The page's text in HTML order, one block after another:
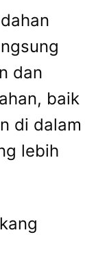
dan
baik
di dalam
lebih